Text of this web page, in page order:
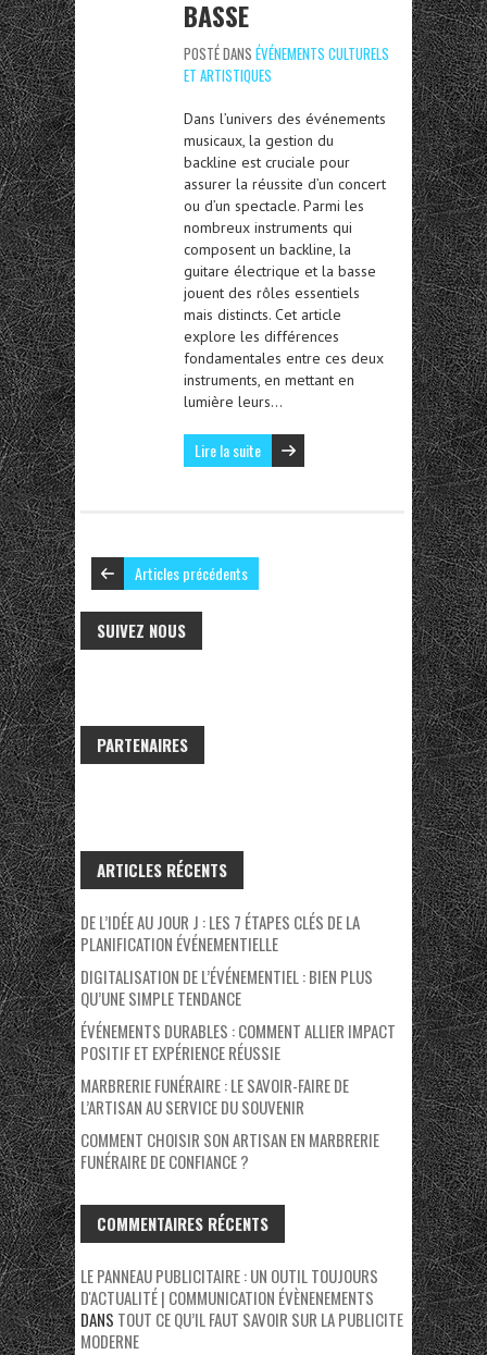
BASSE
POSTÉ DANS ÉVÉNEMENTS CULTURELS
ET ARTISTIQUES
Dans l’univers des événements
musicaux, la gestion du
backline est cruciale pour
assurer la réussite d’un concert
ou d’un spectacle. Parmi les
nombreux instruments qui
composent un backline, la
guitare électrique et la basse
jouent des rôles essentiels
mais distincts. Cet article
explore les différences
fondamentales entre ces deux
instruments, en mettant en
lumière leurs…
Lire la suite
Articles précédents
SUIVEZ NOUS
PARTENAIRES
ARTICLES RÉCENTS
DE L’IDÉE AU JOUR J : LES 7 ÉTAPES CLÉS DE LA
PLANIFICATION ÉVÉNEMENTIELLE
DIGITALISATION DE L’ÉVÉNEMENTIEL : BIEN PLUS
QU’UNE SIMPLE TENDANCE
ÉVÉNEMENTS DURABLES : COMMENT ALLIER IMPACT
POSITIF ET EXPÉRIENCE RÉUSSIE
MARBRERIE FUNÉRAIRE : LE SAVOIR-FAIRE DE
L’ARTISAN AU SERVICE DU SOUVENIR
COMMENT CHOISIR SON ARTISAN EN MARBRERIE
FUNÉRAIRE DE CONFIANCE ?
COMMENTAIRES RÉCENTS
LE PANNEAU PUBLICITAIRE : UN OUTIL TOUJOURS
D'ACTUALITÉ | COMMUNICATION ÉVÈNENEMENTS
DANS TOUT CE QU’IL FAUT SAVOIR SUR LA PUBLICITE
MODERNE